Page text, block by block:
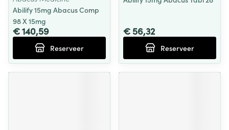
Abilify 15mg Abacus Comp
98 X 15mg
€ 140,59
Reserveer
€ 56,32
Reserveer